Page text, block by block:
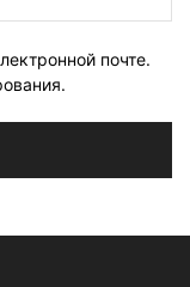
почте.